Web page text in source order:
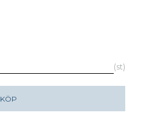
st
KÖP